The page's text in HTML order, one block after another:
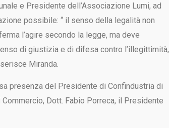
e Presidente dell’Associazione Lumi, ad
possibile: “ il senso della legalità non
l’agire secondo la legge, ma deve
di giustizia e di difesa contro l’illegittimità,
Miranda.
presenza del Presidente di Confindustria di
Dott. Fabio Porreca, il Presidente